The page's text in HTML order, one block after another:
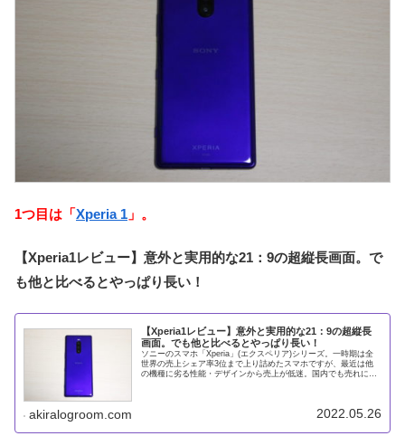
1つ目は「Xperia 1 」。
【Xperia1レビュー】意外と実用的な21：9の超縦長画面。で
も他と比べるとやっぱり長い！
【Xperia1レビュー】意外と実用的な21：9の超縦長
画面。でも他と比べるとやっぱり長い！
ソニーのスマホ「Xperia」(エクスペリア)シリーズ。一時期は全
世界の売上シェア率3位まで上り詰めたスマホですが、最近は他
の機種に劣る性能・デザインから売上が低迷。国内でも売れにく
akiralogroom.com 2022.05.26